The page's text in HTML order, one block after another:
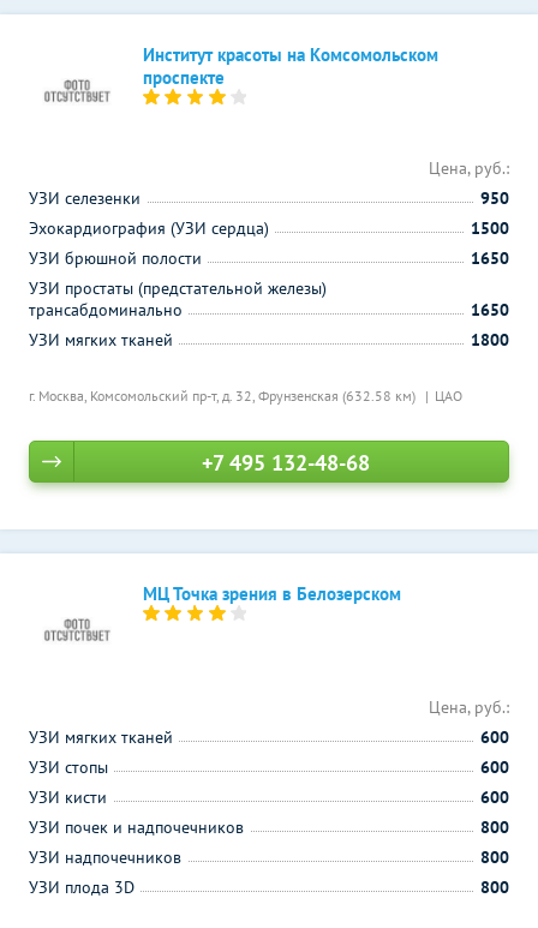
Институт красоты на Комсомольском
проспекте
г. Москва, Комсомольский пр-т, д. 32, Фрунзенская (632.58 км) ЦАО
Цена, руб.:
УЗИ селезенки
950
Эхокардиография (УЗИ сердца)
1500
УЗИ брюшной полости
1650
УЗИ простаты (предстательной железы)
трансабдоминально
1650
УЗИ мягких тканей
1800
+7 495 132-48-68
МЦ Точка зрения в Белозерском
Цена, руб.:
УЗИ мягких тканей
600
УЗИ стопы
600
УЗИ кисти
600
УЗИ почек и надпочечников
800
УЗИ надпочечников
800
УЗИ плода 3D
800